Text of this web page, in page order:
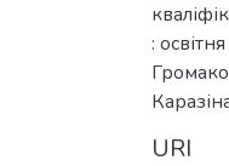
:
URI